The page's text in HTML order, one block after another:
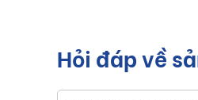
Hỏi đáp về